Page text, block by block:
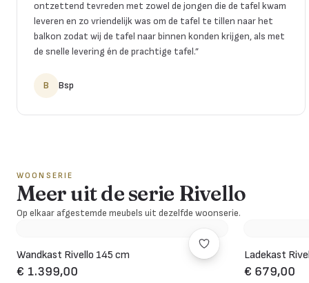
ontzettend tevreden met zowel de jongen die de tafel kwam
leveren en zo vriendelijk was om de tafel te tillen naar het
balkon zodat wij de tafel naar binnen konden krijgen, als met
de snelle levering én de prachtige tafel.”
B Bsp
WOONSERIE
Meer uit de serie Rivello
Op elkaar afgestemde meubels uit dezelfde woonserie.
Wandkast Rivello 145 cm
€ 1.399,00
Ladekast
€ 679,00